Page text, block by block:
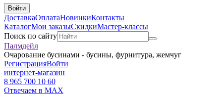
Войти
ДоставкаОплатаНовинкиКонтакты
КаталогМои заказыСкидкиМастер-классы
Поиск по сайту
Палмдейл
Очарование бусинами - бусины, фурнитура, жемчуг
РегистрацияВойти
интернет-магазин
8 965 700 10 60
Отвечаем в MAX